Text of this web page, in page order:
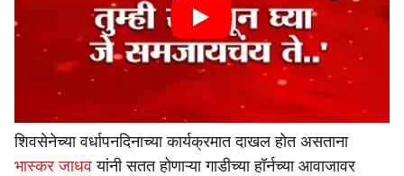
शिवसेनेच्या वर्धापनदिनाच्या कार्यक्रमात दाखल होत असताना
भास्कर जाधव यांनी सतत होणाऱ्या गाडीच्या हॉर्नच्या आवाजावर